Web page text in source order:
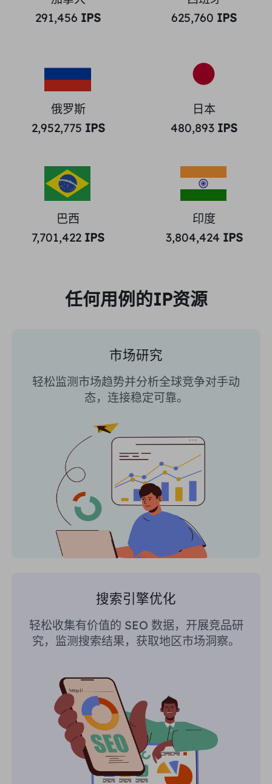
291,456 IPS
625,760 IPS
俄罗斯
2,952,775 IPS
日本
480,893 IPS
巴西
7,701,422 IPS
印度
3,804,424 IPS
任何用例的IP资源
市场研究
轻松监测市场趋势并分析全球竞争对手动
态，连接稳定可靠。
搜索引擎优化
轻松收集有价值的 SEO 数据，开展竞品研
究，监测搜索结果，获取地区市场洞察。